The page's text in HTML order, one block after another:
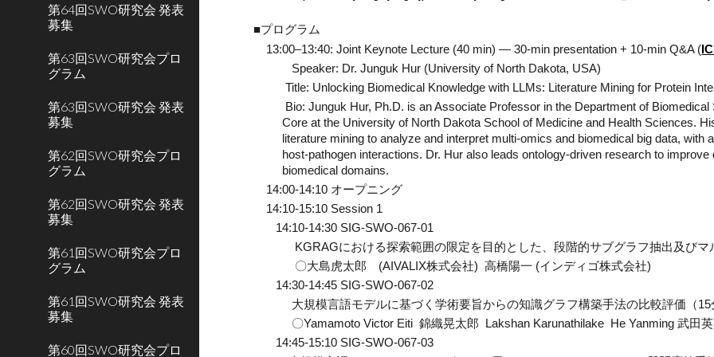
第64回SWO研究会 発表
募集
第63回SWO研究会プロ
グラム
第63回SWO研究会 発表
募集
第62回SWO研究会プロ
グラム
第62回SWO研究会 発表
募集
第61回SWO研究会プロ
グラム
第61回SWO研究会 発表
募集
第60回SWO研究会プロ
■プログラム
13:00–13:40: Joint Keynote Lecture (40 min) — 30-min presentation + 10-min Q&A (
Speaker: Dr. Junguk Hur (University of North Dakota, USA)
Title: Unlocking Biomedical Knowledge with LLMs: Literature Mining for Protein
Bio: Junguk Hur, Ph.D. is an Associate Professor in the Department of
Core at the University of North Dakota School of Medicine and Health Sciences.
literature mining to analyze and interpret multi-omics and biomedical big data,
host-pathogen interactions. Dr. Hur also leads ontology-driven research to
biomedical domains.
14:00-14:10 オープニング
14:10-15:10 Session 1
14:10-14:30 SIG-SWO-067-01
KGRAGにおける探索範囲の限定を目的とした、段階的サブグラフ抽出及び
〇大島虎太郎 (AIVALIX株式会社) 高橋陽一 (インディゴ株式会社)
14:30-14:45 SIG-SWO-067-02
大規模言語モデルに基づく学術要旨からの知識グラフ構築手法の比較評価 （
〇Yamamoto Victor Eiti 錦織晃太郎 Lakshan Karunathilake He Yanming 武田
14:45-15:10 SIG-SWO-067-03